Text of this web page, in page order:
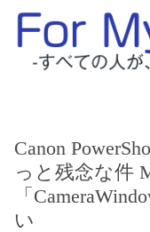
Canon
っと残念な件
「
い